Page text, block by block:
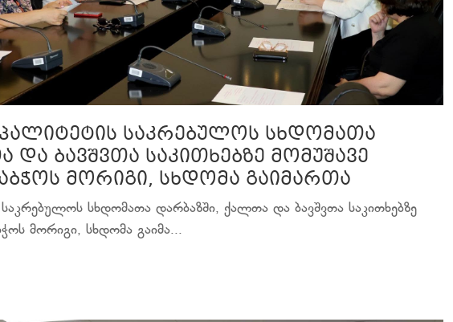
საკრებულოს სხდომათა
ბავშვთა საკითხებზე მომუშავე
მორიგი, სხდომა გაიმართა
საკრებულოს სხდომათა დარბაზში, ქალთა და ბავშვთა საკითხებზე
მორიგი, სხდომა გაიმა...